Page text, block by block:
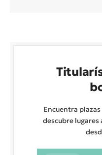
Encuentra
descubre lugares